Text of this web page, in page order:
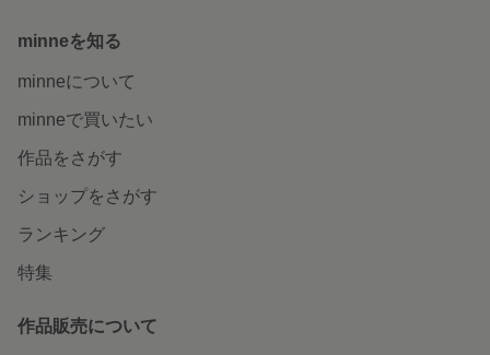
minneを知る
minneについて
minneで買いたい
作品をさがす
ショップをさがす
ランキング
特集
作品販売について